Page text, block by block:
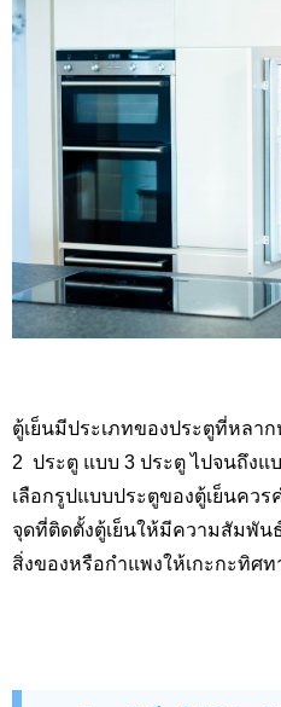
ตู้เย็นมีประเภทของประตูที่หลา
2 ประตู แบบ 3 ประตู ไปจนถึงแ
เลือกรูปแบบประตูของตู้เย็นควร
จุดที่ติดตั้งตู้เย็นให้มีความสัมพัน
สิ่งของหรือกำแพงให้เกะกะทิศ